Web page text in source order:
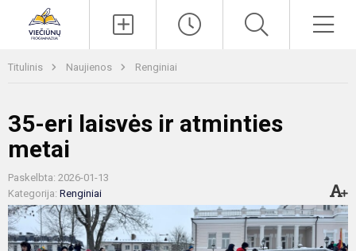
Titulinis Naujienos Renginiai
35-eri laisvės ir atminties
metai
Paskelbta: 2026-01-13
Kategorija: Renginiai